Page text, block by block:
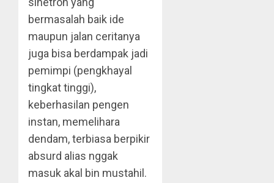
bermasalah baik ide
maupun jalan ceritanya
juga bisa berdampak jadi
pemimpi (pengkhayal
tingkat tinggi),
keberhasilan pengen
instan, memelihara
dendam, terbiasa berpikir
absurd alias nggak
masuk akal bin mustahil.